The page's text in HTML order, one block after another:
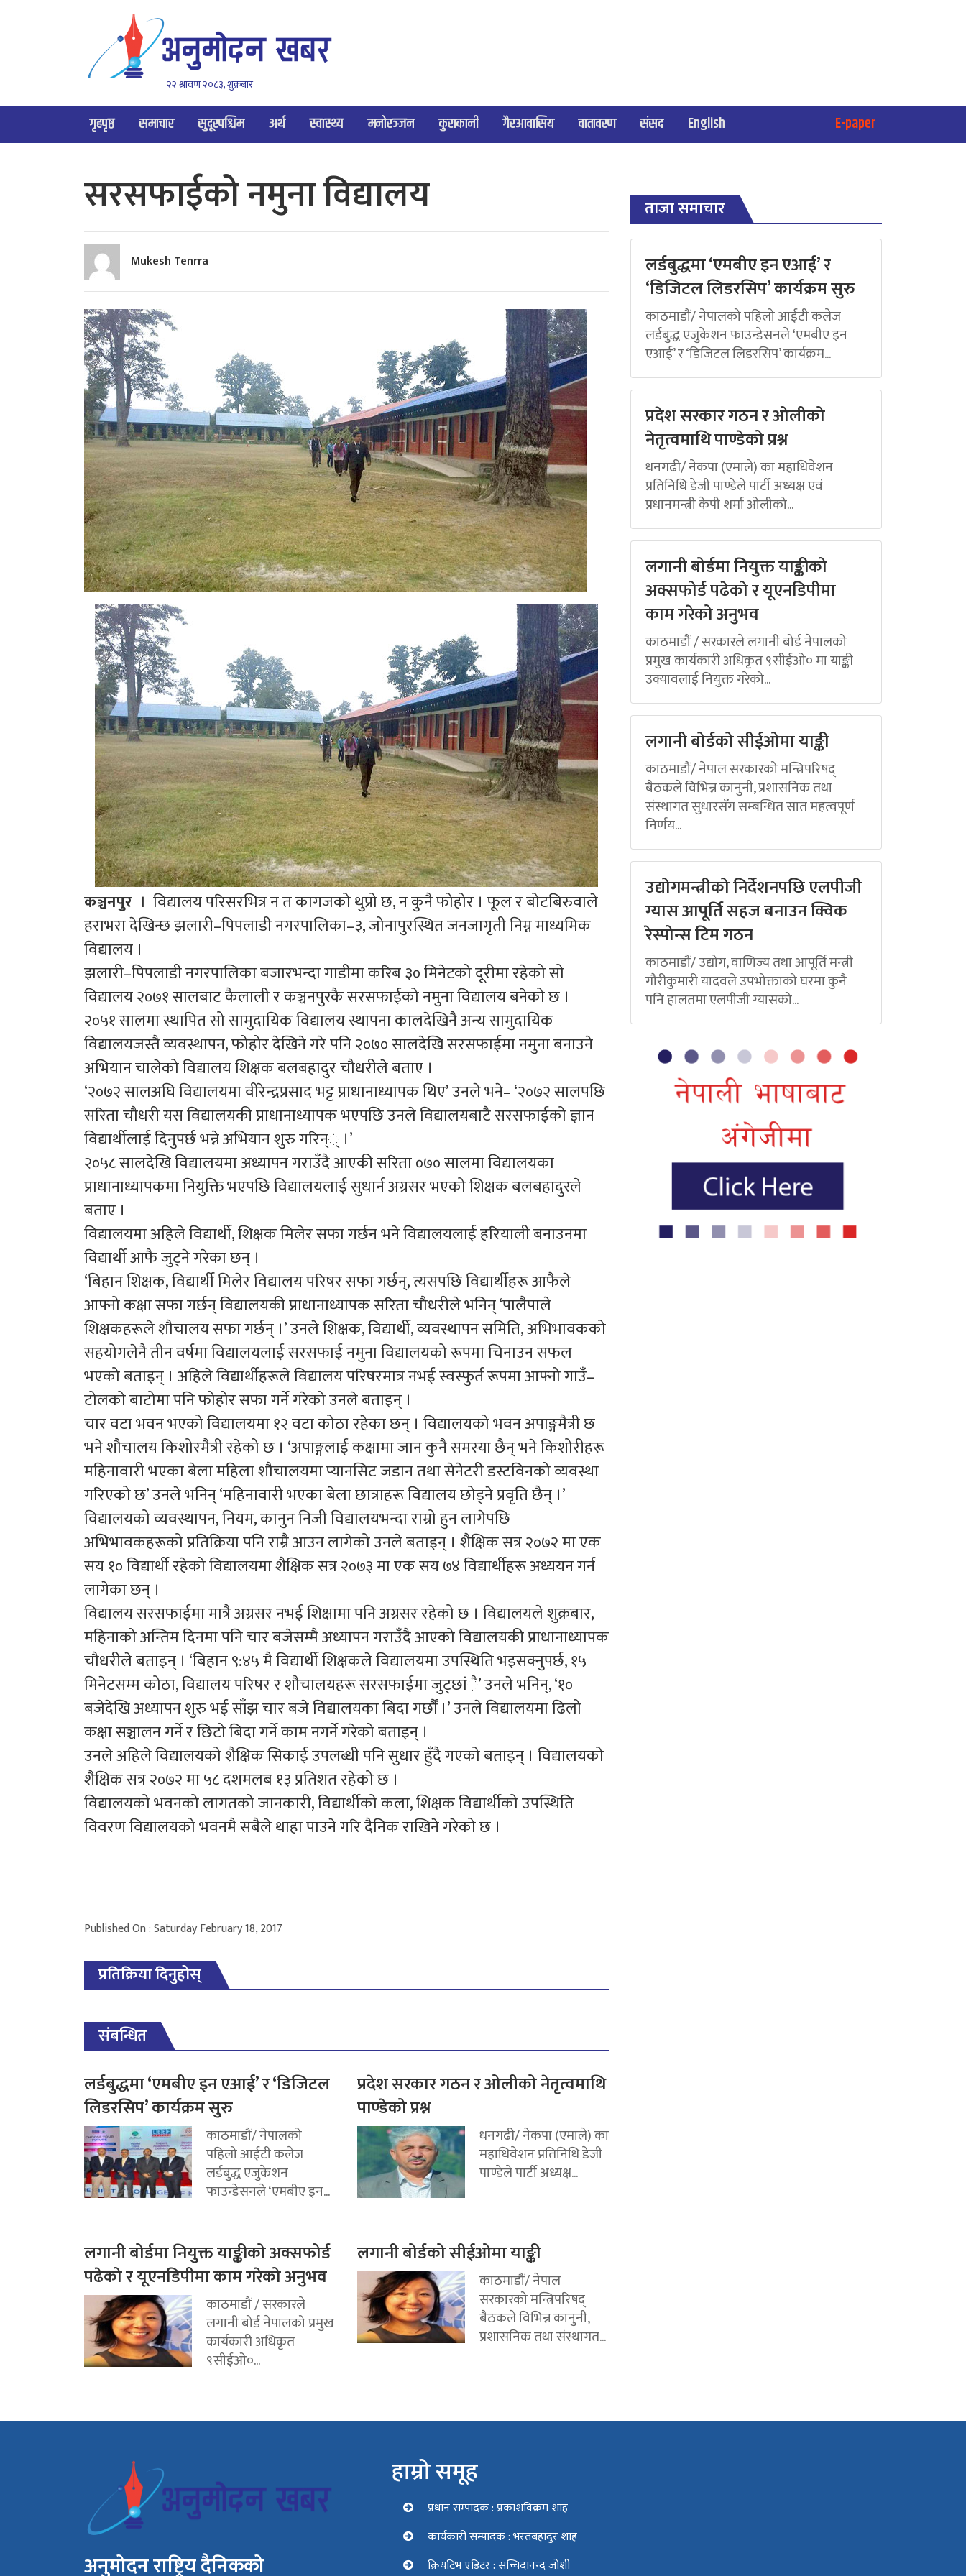
२२ श्रावण २०८३, शुक्रबार
गृहपृष्ठ समाचार सुदूरपश्चिम अर्थ स्वास्थ्य मनोरञ्जन कुराकानी गैरआवासिय वातावरण संसद English E-paper
सरसफाईको नमुना विद्यालय
Mukesh Tenrra
कञ्चनपुर । विद्यालय परिसरभित्र न त कागजको थुप्रो छ, न कुनै फोहोर । फूल र बोटबिरुवाले
हराभरा देखिन्छ झलारी–पिपलाडी नगरपालिका–३, जोनापुरस्थित जनजागृती निम्न माध्यमिक
विद्यालय ।
झलारी–पिपलाडी नगरपालिका बजारभन्दा गाडीमा करिब ३० मिनेटको दूरीमा रहेको सो
विद्यालय २०७१ सालबाट कैलाली र कञ्चनपुरकै सरसफाईको नमुना विद्यालय बनेको छ ।
२०५१ सालमा स्थापित सो सामुदायिक विद्यालय स्थापना कालदेखिनै अन्य सामुदायिक
विद्यालयजस्तै व्यवस्थापन, फोहोर देखिने गरे पनि २०७० सालदेखि सरसफाईमा नमुना बनाउने
अभियान चालेको विद्यालय शिक्षक बलबहादुर चौधरीले बताए ।
‘२०७२ सालअघि विद्यालयमा वीरेन्द्रप्रसाद भट्ट प्राधानाध्यापक थिए’ उनले भने– ‘२०७२ सालपछि
सरिता चौधरी यस विद्यालयकी प्राधानाध्यापक भएपछि उनले विद्यालयबाटै सरसफाईको ज्ञान
विद्यार्थीलाई दिनुपर्छ भन्ने अभियान शुरु गरिन्् ।’
२०५८ सालदेखि विद्यालयमा अध्यापन गराउँदै आएकी सरिता ०७० सालमा विद्यालयका
प्राधानाध्यापकमा नियुक्ति भएपछि विद्यालयलाई सुधार्न अग्रसर भएको शिक्षक बलबहादुरले
बताए ।
विद्यालयमा अहिले विद्यार्थी, शिक्षक मिलेर सफा गर्छन भने विद्यालयलाई हरियाली बनाउनमा
विद्यार्थी आफै जुट्ने गरेका छन् ।
‘बिहान शिक्षक, विद्यार्थी मिलेर विद्यालय परिषर सफा गर्छन्, त्यसपछि विद्यार्थीहरू आफैले
आफ्नो कक्षा सफा गर्छन् विद्यालयकी प्राधानाध्यापक सरिता चौधरीले भनिन् ‘पालैपाले
शिक्षकहरूले शौचालय सफा गर्छन् ।’ उनले शिक्षक, विद्यार्थी, व्यवस्थापन समिति, अभिभावकको
सहयोगलेनै तीन वर्षमा विद्यालयलाई सरसफाई नमुना विद्यालयको रूपमा चिनाउन सफल
भएको बताइन् । अहिले विद्यार्थीहरूले विद्यालय परिषरमात्र नभई स्वस्फुर्त रूपमा आफ्नो गाउँ–
टोलको बाटोमा पनि फोहोर सफा गर्ने गरेको उनले बताइन् ।
चार वटा भवन भएको विद्यालयमा १२ वटा कोठा रहेका छन् । विद्यालयको भवन अपाङ्गमैत्री छ
भने शौचालय किशोरमैत्री रहेको छ । ‘अपाङ्गलाई कक्षामा जान कुनै समस्या छैन् भने किशोरीहरू
महिनावारी भएका बेला महिला शौचालयमा प्यानसिट जडान तथा सेनेटरी डस्टविनको व्यवस्था
गरिएको छ’ उनले भनिन् ‘महिनावारी भएका बेला छात्राहरू विद्यालय छोड्ने प्रवृति छैन् ।’
विद्यालयको व्यवस्थापन, नियम, कानुन निजी विद्यालयभन्दा राम्रो हुन लागेपछि
अभिभावकहरूको प्रतिक्रिया पनि राम्रै आउन लागेको उनले बताइन् । शैक्षिक सत्र २०७२ मा एक
सय १० विद्यार्थी रहेको विद्यालयमा शैक्षिक सत्र २०७३ मा एक सय ७४ विद्यार्थीहरू अध्ययन गर्न
लागेका छन् ।
विद्यालय सरसफाईमा मात्रै अग्रसर नभई शिक्षामा पनि अग्रसर रहेको छ । विद्यालयले शुक्रबार,
महिनाको अन्तिम दिनमा पनि चार बजेसम्मै अध्यापन गराउँदै आएको विद्यालयकी प्राधानाध्यापक
चौधरीले बताइन् । ‘बिहान ९:४५ मै विद्यार्थी शिक्षकले विद्यालयमा उपस्थिति भइसक्नुपर्छ, १५
मिनेटसम्म कोठा, विद्यालय परिषर र शौचालयहरू सरसफाईमा जुट्छांै’ उनले भनिन्, ‘१०
बजेदेखि अध्यापन शुरु भई साँझ चार बजे विद्यालयका बिदा गर्छौं ।’ उनले विद्यालयमा ढिलो
कक्षा सञ्चालन गर्ने र छिटो बिदा गर्ने काम नगर्ने गरेको बताइन् ।
उनले अहिले विद्यालयको शैक्षिक सिकाई उपलब्धी पनि सुधार हुँदै गएको बताइन् । विद्यालयको
शैक्षिक सत्र २०७२ मा ५८ दशमलब १३ प्रतिशत रहेको छ ।
विद्यालयको भवनको लागतको जानकारी, विद्यार्थीको कला, शिक्षक विद्यार्थीको उपस्थिति
विवरण विद्यालयको भवनमै सबैले थाहा पाउने गरि दैनिक राखिने गरेको छ ।
Published On : Saturday February 18, 2017
प्रतिक्रिया दिनुहोस्
संबन्धित
लर्डबुद्धमा ‘एमबीए इन एआई’ र ‘डिजिटल
लिडरसिप’ कार्यक्रम सुरु
काठमाडौं/ नेपालको
पहिलो आईटी कलेज
लर्डबुद्ध एजुकेशन
फाउन्डेसनले ‘एमबीए इन...
प्रदेश सरकार गठन र ओलीको नेतृत्वमाथि
पाण्डेको प्रश्न
धनगढी/ नेकपा (एमाले) का
महाधिवेशन प्रतिनिधि डेजी
पाण्डेले पार्टी अध्यक्ष...
लगानी बोर्डमा नियुक्त याङ्कीको अक्सफोर्ड
पढेको र यूएनडिपीमा काम गरेको अनुभव
काठमाडौं / सरकारले
लगानी बोर्ड नेपालको प्रमुख
कार्यकारी अधिकृत
९सीईओ०...
लगानी बोर्डको सीईओमा याङ्की
काठमाडौं/ नेपाल
सरकारको मन्त्रिपरिषद्
बैठकले विभिन्न कानुनी,
प्रशासनिक तथा संस्थागत...
ताजा समाचार
लर्डबुद्धमा ‘एमबीए इन एआई’ र
‘डिजिटल लिडरसिप’ कार्यक्रम सुरु
काठमाडौं/ नेपालको पहिलो आईटी कलेज
लर्डबुद्ध एजुकेशन फाउन्डेसनले ‘एमबीए इन
एआई’ र ‘डिजिटल लिडरसिप’ कार्यक्रम...
प्रदेश सरकार गठन र ओलीको
नेतृत्वमाथि पाण्डेको प्रश्न
धनगढी/ नेकपा (एमाले) का महाधिवेशन
प्रतिनिधि डेजी पाण्डेले पार्टी अध्यक्ष एवं
प्रधानमन्त्री केपी शर्मा ओलीको...
लगानी बोर्डमा नियुक्त याङ्कीको
अक्सफोर्ड पढेको र यूएनडिपीमा
काम गरेको अनुभव
काठमाडौं / सरकारले लगानी बोर्ड नेपालको
प्रमुख कार्यकारी अधिकृत ९सीईओ० मा याङ्की
उक्यावलाई नियुक्त गरेको...
लगानी बोर्डको सीईओमा याङ्की
काठमाडौं/ नेपाल सरकारको मन्त्रिपरिषद्
बैठकले विभिन्न कानुनी, प्रशासनिक तथा
संस्थागत सुधारसँग सम्बन्धित सात महत्वपूर्ण
निर्णय...
उद्योगमन्त्रीको निर्देशनपछि एलपीजी
ग्यास आपूर्ति सहज बनाउन क्विक
रेस्पोन्स टिम गठन
काठमाडौं/ उद्योग, वाणिज्य तथा आपूर्ति मन्त्री
गौरीकुमारी यादवले उपभोक्ताको घरमा कुनै
पनि हालतमा एलपीजी ग्यासको...
अनुमोदन राष्ट्रिय दैनिकको
हाम्रो समूह
प्रधान सम्पादक : प्रकाशविक्रम शाह
कार्यकारी सम्पादक : भरतबहादुर शाह
क्रियटिभ एडिटर : सच्चिदानन्द जोशी